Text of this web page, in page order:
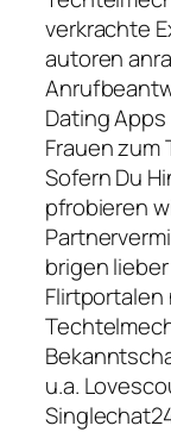
verkrachte
autoren
Dating
Frauen
Sofern Du
pfrobieren
brigen
u.a.